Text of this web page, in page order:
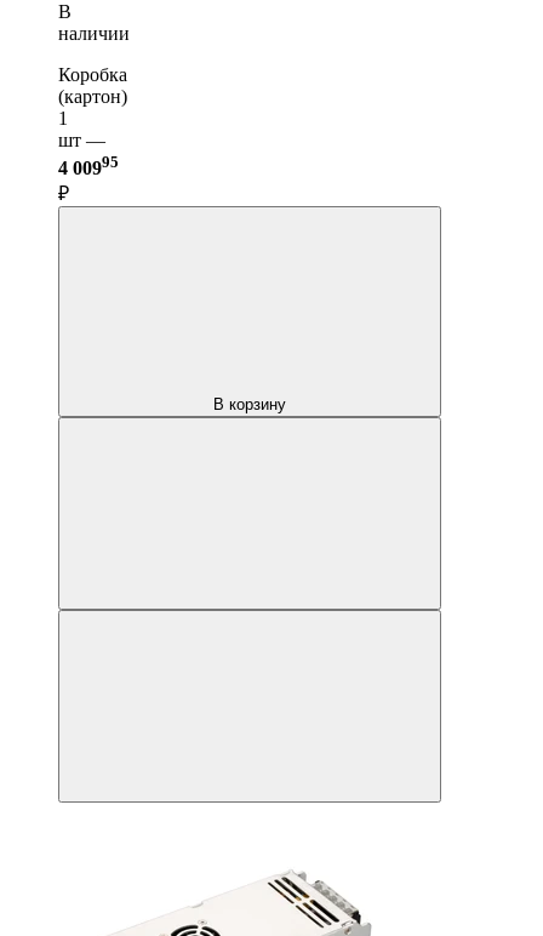
В
наличии
Коробка
(картон)
1
шт —
4 00995
₽
В корзину